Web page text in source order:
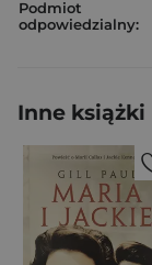
Podmiot
odpowiedzialny:
Inne książki